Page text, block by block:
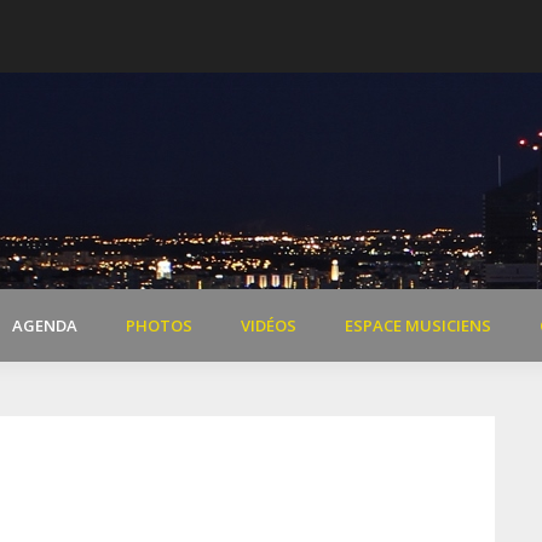
Dardilly
AGENDA PHOTOS VIDÉOS ESPACE MUSICIENS